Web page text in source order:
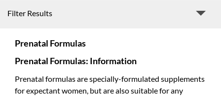
Filter Results
Prenatal Formulas
Prenatal Formulas: Information
Prenatal formulas are specially-formulated supplements
for expectant women, but are also suitable for any